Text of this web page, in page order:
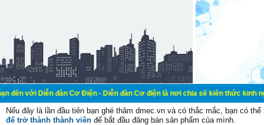
Diễn đàn Cơ Điện - Diễn đàn Cơ điện là nơi chia sẽ kiến thức kinh
Nếu đây là lần đầu tiên bạn ghé thăm dmec.vn và có thắc mắc, bạn có
để trở thành thành viên để bắt đầu đăng bán sản phẩm của mình.